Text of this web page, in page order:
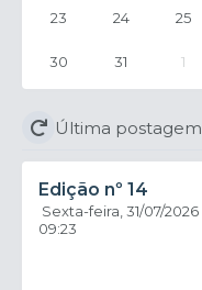
23 24 25
30 31 1
Última postagem
Edição nº 14
Sexta-feira 31/07/2026
09:23